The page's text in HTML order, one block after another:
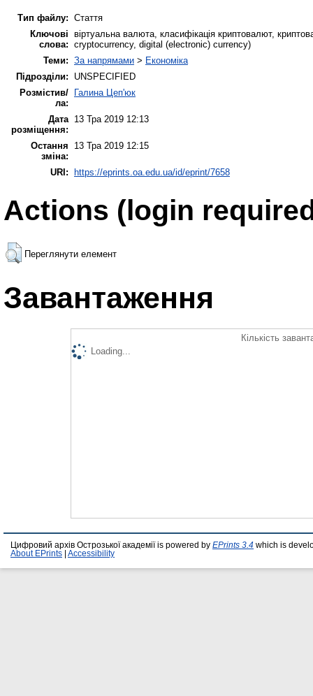
Тип файлу: Стаття
Ключові
слова:
віртуальна валюта, класифікація криптовалют,
cryptocurrency, digital (electronic) currency)
Теми: За напрямами > Економіка
Підрозділи:
UNSPECIFIED
Розмістив/
ла:
Галина Цеп'юк
Дата
розміщення:
13 Тра 2019 12:13
Остання
зміна:
13 Тра 2019 12:15
URI: https://eprints.oa.edu.ua/id/eprint/7658
Actions (login
Переглянути елемент
Завантаження
Кількість
Loading...
Цифровий архів Острозької академії is powered by EPrints 3.4 which is
About EPrints
Accessibility